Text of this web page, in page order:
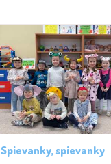
Spievanky, spievanky